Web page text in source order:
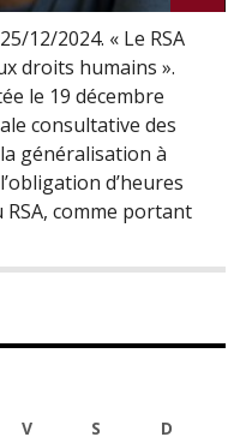
12/2024. « Le RSA
droits humains ».
le 19 décembre
consultative des
généralisation à
d’heures
comme portant
V S D